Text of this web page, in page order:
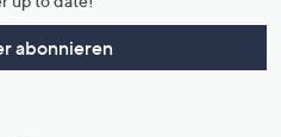
abonnieren